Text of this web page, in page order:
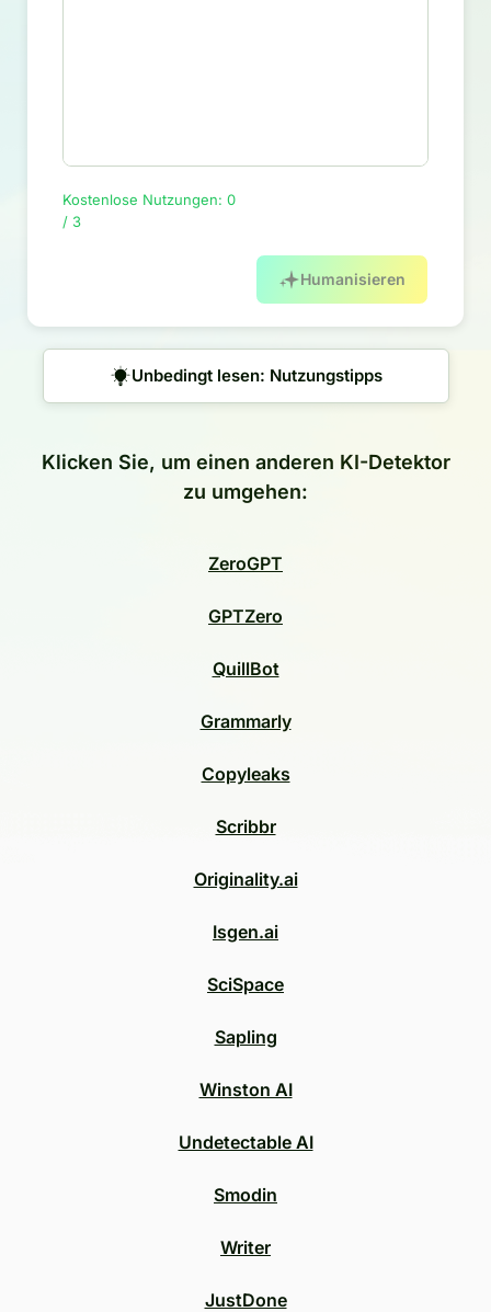
Kostenlose Nutzungen: 0
/ 3
Humanisieren
Unbedingt lesen: Nutzungstipps
Klicken Sie, um einen anderen KI-Detektor
zu umgehen:
ZeroGPT
GPTZero
QuillBot
Grammarly
Copyleaks
Scribbr
Originality.ai
Isgen.ai
SciSpace
Sapling
Winston AI
Undetectable AI
Smodin
Writer
JustDone